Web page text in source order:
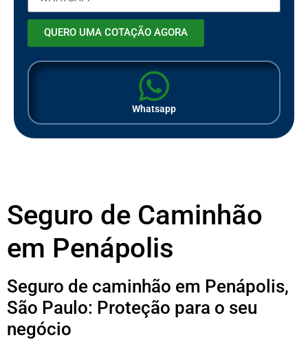
QUERO UMA COTAÇÃO AGORA
Whatsapp
Seguro de Caminhão
em Penápolis
Seguro de caminhão em Penápolis,
São Paulo: Proteção para o seu
negócio